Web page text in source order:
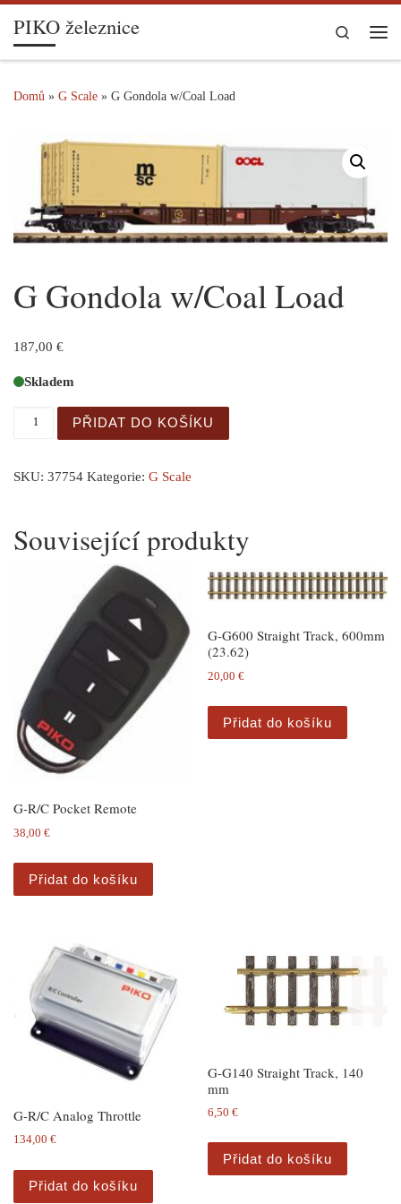
Skip to content
PIKO železnice
Search
Domů » G Scale » G Gondola w/Coal Load
G Gondola w/Coal Load
187,00 €
Skladem
G Gondola w/Coal Load množství
PŘIDAT DO KOŠÍKU
SKU: 37754 Kategorie: G Scale
Související produkty
G-R/C Pocket Remote
38,00 €
Přidat do košíku
G-G600 Straight Track, 600mm
(23.62)
20,00€
Přidat do košíku
G-R/C Analog Throttle
134,00 €
Přidat do košíku
G-G140 Straight Track, 140
mm
6,50€
Přidat do košíku